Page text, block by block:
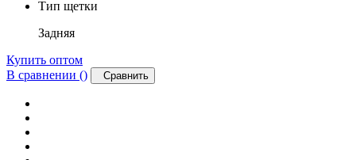
Тип щетки
Задняя
Купить оптом
В сравнении () Сравнить